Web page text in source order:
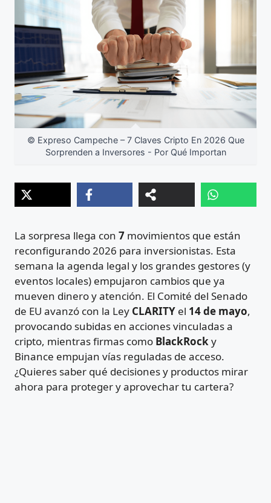
© Expreso Campeche – 7 Claves Cripto En 2026 Que
Sorprenden a Inversores - Por Qué Importan
La sorpresa llega con 7 movimientos que están
reconfigurando 2026 para inversionistas. Esta
semana la agenda legal y los grandes gestores (y
eventos locales) empujaron cambios que ya
mueven dinero y atención. El Comité del Senado
de EU avanzó con la Ley CLARITY el 14 de mayo,
provocando subidas en acciones vinculadas a
cripto, mientras firmas como BlackRocky
Binance empujan vías reguladas de acceso.
¿Quieres saber qué decisiones y productos mirar
ahora para proteger y aprovechar tu cartera?